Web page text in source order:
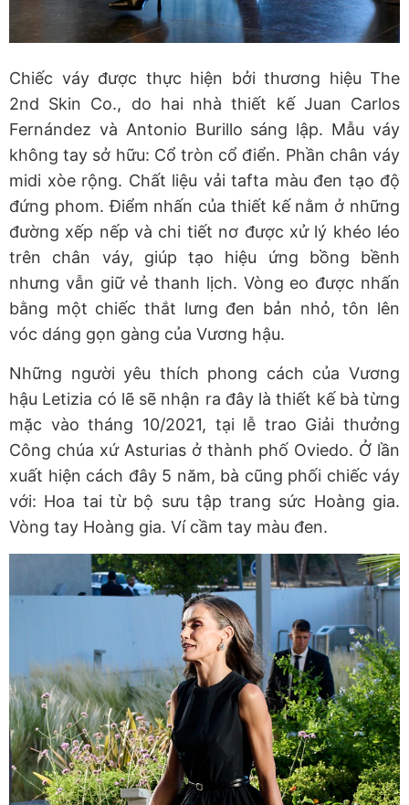
Chiếc váy được thực hiện bởi thương hiệu The
2nd Skin Co., do hai nhà thiết kế Juan Carlos
Fernández và Antonio Burillo sáng lập. Mẫu váy
không tay sở hữu: Cổ tròn cổ điển. Phần chân váy
midi xòe rộng. Chất liệu vải tafta màu đen tạo độ
đứng phom. Điểm nhấn của thiết kế nằm ở những
đường xếp nếp và chi tiết nơ được xử lý khéo léo
trên chân váy, giúp tạo hiệu ứng bồng bềnh
nhưng vẫn giữ vẻ thanh lịch. Vòng eo được nhấn
bằng một chiếc thắt lưng đen bản nhỏ, tôn lên
vóc dáng gọn gàng của Vương hậu.
Những người yêu thích phong cách của Vương
hậu Letizia có lẽ sẽ nhận ra đây là thiết kế bà từng
mặc vàotháng 10/2021, tại lễ trao Giải thưởng
Công chúa xứ Asturias ở thành phố Oviedo. Ở lần
xuất hiện cách đây 5 năm, bà cũng phối chiếc váy
với: Hoa tai từ bộ sưu tập trang sức Hoàng gia.
Vòng tay Hoàng gia. Ví cầm tay màu đen.